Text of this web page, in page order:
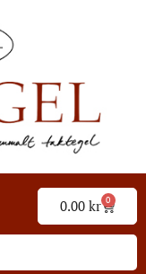
0.00 kr 0